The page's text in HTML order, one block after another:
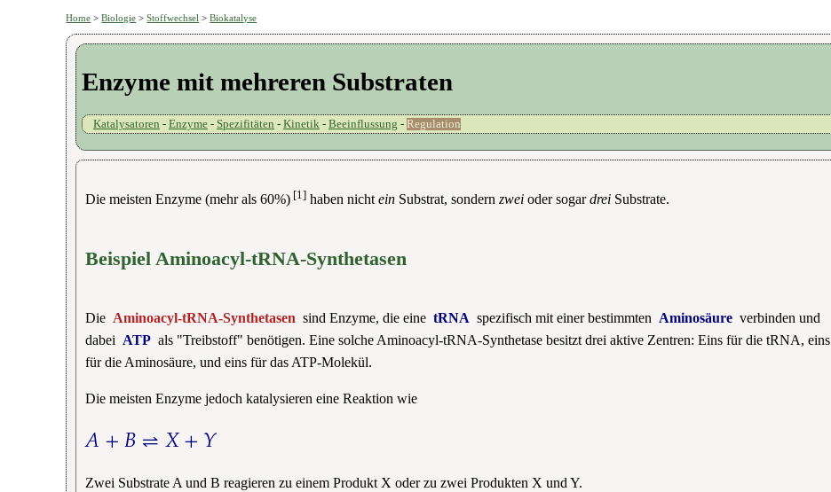
Home >Biologie >Stoffwechsel >Biokatalyse
Enzyme mit mehreren Substraten
Katalysatoren - Enzyme- Spezifitäten - Kinetik - Beeinflussung - Regulation
Die meisten Enzyme (mehr als 60%) [1] haben nichtein Substrat, sondernzwei oder sogardrei Substrate.
Beispiel Aminoacyl-tRNA-Synthetasen
Die Aminoacyl-tRNA-Synthetasen sind Enzyme, die eine tRNA spezifisch mit einer bestimmten Aminosäure verbinden und
dabei ATP als "Treibstoff" benötigen. Eine solche Aminoacyl-tRNA-Synthetase besitzt drei aktive Zentren: Eins für die tRNA, eins
für die Aminosäure, und eins für das ATP-Molekül.
Die meisten Enzyme jedoch katalysieren eine Reaktion wie
𝐴+𝐵⇌𝑋+𝑌
A +B ⇌ X+ Y
Zwei Substrate A und B reagieren zu einem Produkt X oder zu zwei Produkten X und Y.